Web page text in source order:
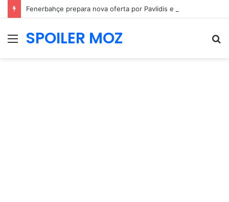
MenuSPOILER MOZ